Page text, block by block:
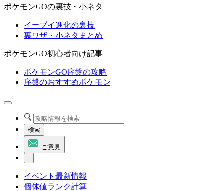
ポケモンGOの裏技・小ネタ
イーブイ進化の裏技
裏ワザ・小ネタまとめ
ポケモンGO初心者向け記事
ポケモンGO序盤の攻略
序盤のおすすめポケモン
検索
ご意見
イベント最新情報
個体値ランク計算